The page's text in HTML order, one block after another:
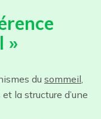
»
du sommeil
la structure d’une